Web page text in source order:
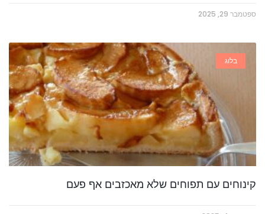
ספטמבר 29, 2025
בלוג
קינוחים עם תפוחים שלא מאכזבים אף פעם